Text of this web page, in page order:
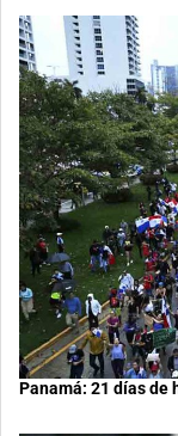
Panamá: 21 días de